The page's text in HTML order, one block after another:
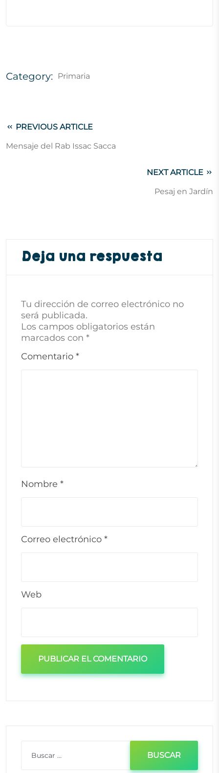
Category: Primaria
PREVIOUS ARTICLE
Mensaje del Rab Issac Sacca
NEXT ARTICLE
Pesaj en Jardín
Deja una respuesta
Tu dirección de correo electrónico no
será publicada.
Los campos obligatorios están
marcados con *
Comentario *
Nombre *
Correo electrónico *
Web